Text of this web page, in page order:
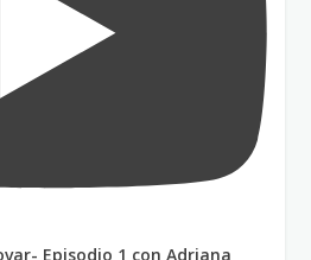
Episodio 1 con Adriana